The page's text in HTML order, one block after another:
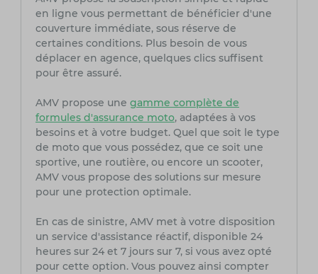
en ligne vous permettant de bénéficier d'une
couverture immédiate, sous réserve de
certaines conditions. Plus besoin de vous
déplacer en agence, quelques clics suffisent
pour être assuré.
AMV propose une gamme complète de
formules d'assurance moto, adaptées à vos
besoins et à votre budget. Quel que soit le type
de moto que vous possédez, que ce soit une
sportive, une routière, ou encore un scooter,
AMV vous propose des solutions sur mesure
pour une protection optimale.
En cas de sinistre, AMV met à votre disposition
un service d'assistance réactif, disponible 24
heures sur 24 et 7 jours sur 7, si vous avez opté
pour cette option. Vous pouvez ainsi compter